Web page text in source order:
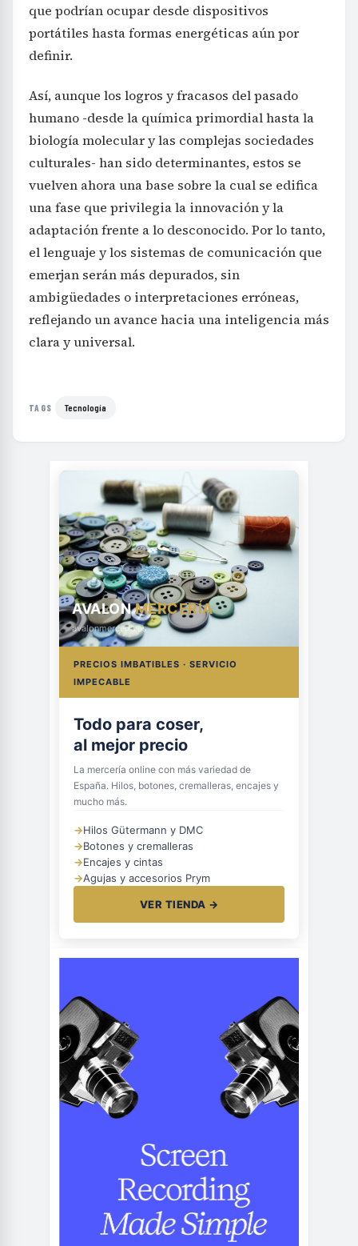
que podrían ocupar desde dispositivos
portátiles hasta formas energéticas aún por
definir.
Así, aunque los logros y fracasos del pasado
humano -desde la química primordial hasta la
biología molecular y las complejas sociedades
culturales- han sido determinantes, estos se
vuelven ahora una base sobre la cual se edifica
una fase que privilegia la innovación y la
adaptación frente a lo desconocido. Por lo tanto,
el lenguaje y los sistemas de comunicación que
emerjan serán más depurados, sin
ambigüedades o interpretaciones erróneas,
reflejando un avance hacia una inteligencia más
clara y universal.
TAGS Tecnología
AVALONMERCERÍA
avalonmerceria.es
PRECIOS IMBATIBLES · SERVICIO
IMPECABLE
Todo para coser,
al mejor precio
La mercería online con más variedad de
España. Hilos, botones, cremalleras, encajes y
mucho más.
→Hilos Gütermann y DMC
→Botones y cremalleras
→Encajes y cintas
→Agujas y accesorios Prym
VER TIENDA →